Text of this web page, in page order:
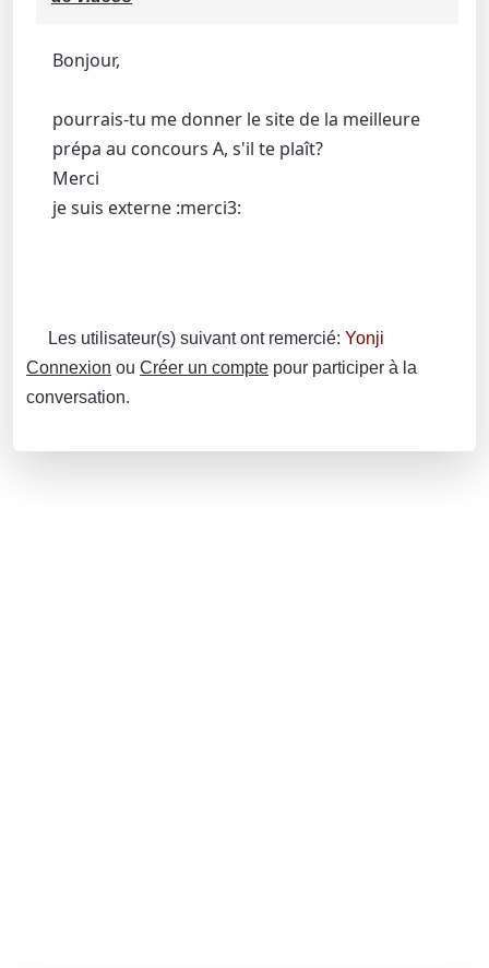
Bonjour,
pourrais-tu me donner le site de la meilleure
prépa au concours A, s'il te plaît?
Merci
je suis externe :merci3:
Les utilisateur(s) suivant ont remercié: Yonji
Connexion ou Créer un compte pour participer à la
conversation.